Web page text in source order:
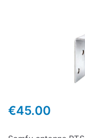
€45.00